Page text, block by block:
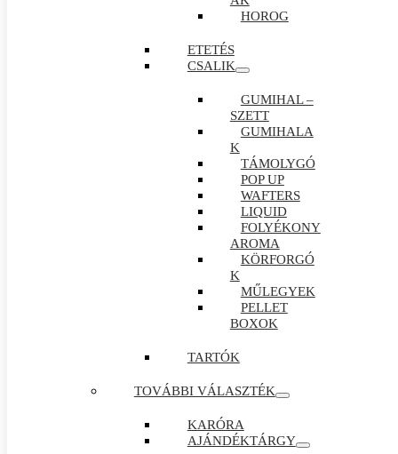
HOROG
ETETÉS
CSALIK
GUMIHAL –
SZETT
GUMIHALA
K
TÁMOLYGÓ
POP UP
WAFTERS
LIQUID
FOLYÉKONY
AROMA
KÖRFORGÓ
K
MŰLEGYEK
PELLET
BOXOK
TARTÓK
TOVÁBBI VÁLASZTÉK
KARÓRA
AJÁNDÉKTÁRGY